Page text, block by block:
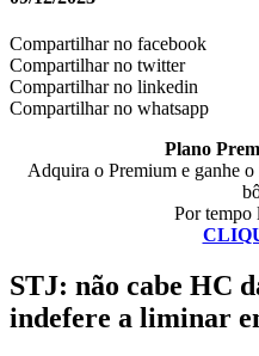
Compartilhar no facebook
Compartilhar no twitter
Compartilhar no linkedin
Compartilhar no whatsapp
Plano
Adquira o Premium e ganhe
Por tempo
STJ: não cabe HC
indefere a liminar